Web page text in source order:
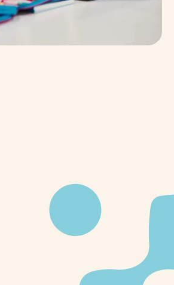
financiële middelen hebben om
te schaffen. Om zo te werken
alle kinderen gelijke kansen
te ontwikkelen, ongeacht